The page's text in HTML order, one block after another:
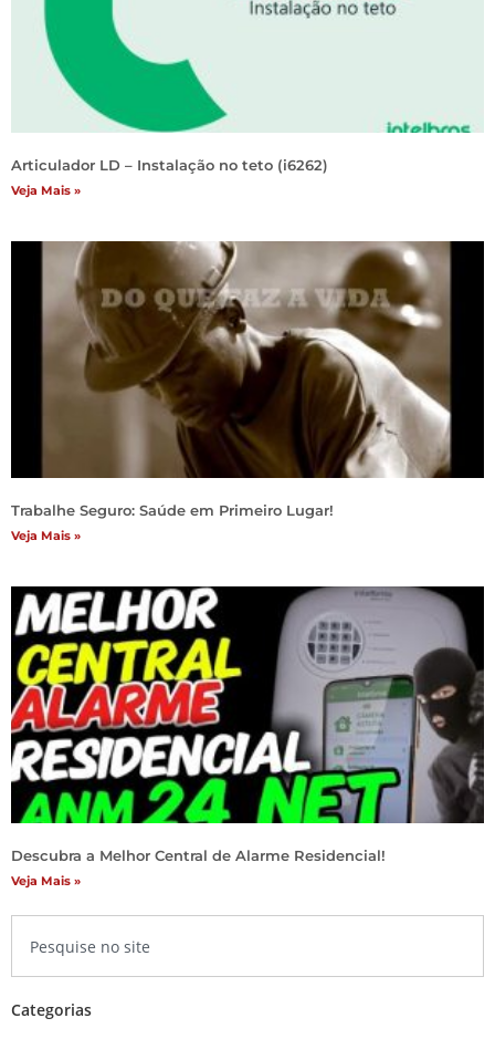
Articulador LD – Instalação no teto (i6262)
Veja Mais »
Trabalhe Seguro: Saúde em Primeiro Lugar!
Veja Mais »
Descubra a Melhor Central de Alarme Residencial!
Veja Mais »
Categorias